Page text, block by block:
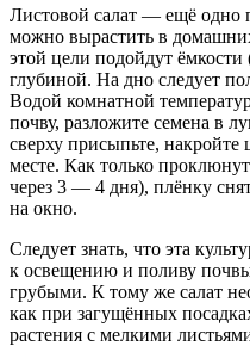
Листовой салат — ещё одно
можно вырастить в
этой цели подойдут
глубиной. На дно следует
Водой комнатной
почву, разложите семена в
сверху присыпьте, накройте
месте. Как только
через 3 — 4 дня), плёнку
на окно.
Следует знать, что эта
к освещению и поливу
грубыми. К тому же салат
как при загущённых
растения с мелкими